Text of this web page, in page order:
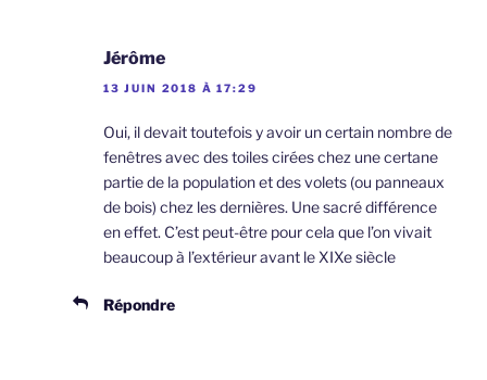
Jérôme
13 JUIN 2018 À 17:29
Oui, il devait toutefois y avoir un certain nombre de
fenêtres avec des toiles cirées chez une certane
partie de la population et des volets (ou panneaux
de bois) chez les dernières. Une sacré différence
en effet. C’est peut-être pour cela que l’on vivait
beaucoup à l’extérieur avant le XIXe siècle
Répondre